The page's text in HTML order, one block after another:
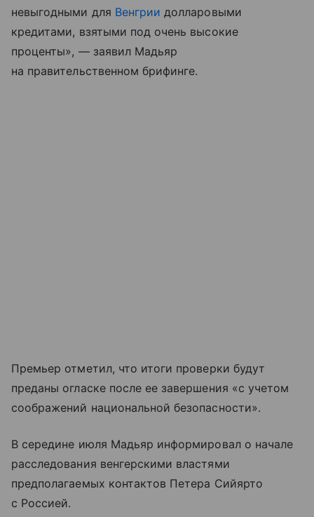
невыгодными для Венгрии долларовыми
кредитами, взятыми под очень высокие
проценты», — заявил Мадьяр
на правительственном брифинге.
Премьер отметил, что итоги проверки будут
преданы огласке после ее завершения «с учетом
соображений национальной безопасности».
В середине июля Мадьяр информировал о начале
расследования венгерскими властями
предполагаемых контактов Петера Сийярто
с Россией.